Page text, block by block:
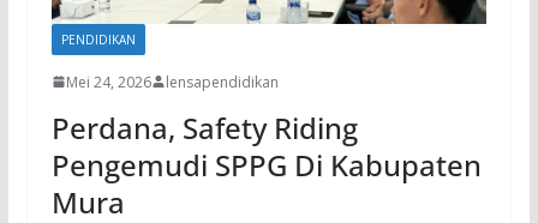
PENDIDIKAN
Mei 24, 2026 lensapendidikan
Perdana, Safety Riding
Pengemudi SPPG Di Kabupaten
Mura